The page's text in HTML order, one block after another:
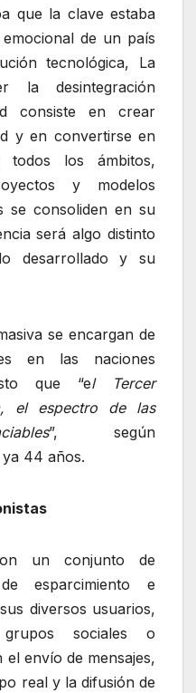
que la clave estaba
de un país
tecnológica, La
la desintegración
consiste en crear
y en convertirse en
todos los ámbitos,
y modelos
se consoliden en su
será algo distinto
desarrollado y su
se encargan de
en las naciones
que “el Tercer
el espectro de las
”, según
44 años.
un conjunto de
esparcimiento e
diversos usuarios,
sociales o
envío de mensajes,
real y la difusión de